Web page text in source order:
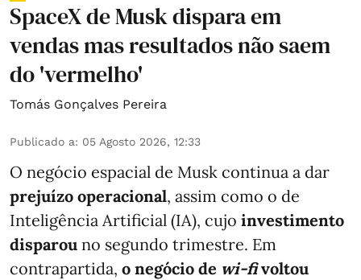
SpaceX de Musk dispara em
vendas mas resultados não saem
do 'vermelho'
Tomás Gonçalves Pereira
Publicado a: 05 Agosto 2026, 12:33
O negócio espacial de Musk continua a dar
prejuízo operacional, assim como o de
Inteligência Artificial (IA), cujo investimento
disparou no segundo trimestre. Em
contrapartida, o negócio de wi-fivoltou